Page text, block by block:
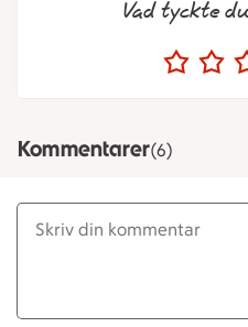
Vad tyckte
Kommentarer(6)